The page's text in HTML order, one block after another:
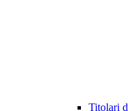
Titolari